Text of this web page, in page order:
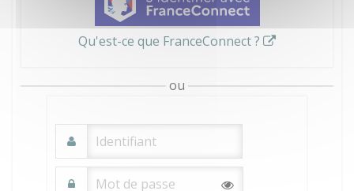
Qu'est-ce que FranceConnect ?
ou